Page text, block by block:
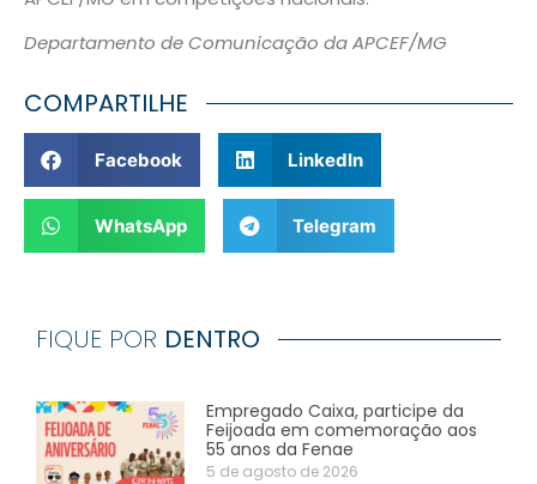
Departamento de Comunicação da APCEF/MG
COMPARTILHE
Facebook LinkedIn
WhatsApp Telegram
FIQUE POR DENTRO
Empregado Caixa, participe da
Feijoada em comemoração aos
55 anos da Fenae
5 de agosto de 2026